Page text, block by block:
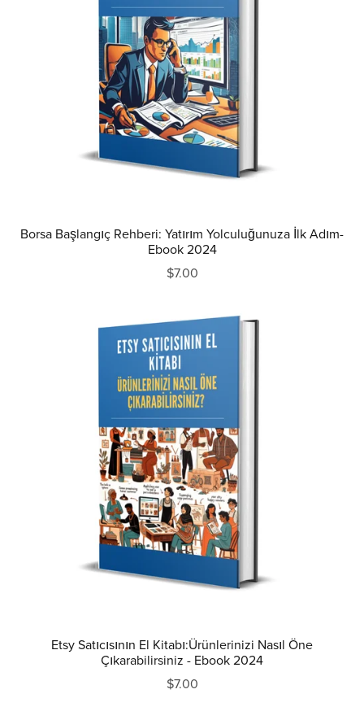
Borsa Başlangıç Rehberi: Yatırım Yolculuğunuza İlk Adım-
Ebook 2024
$7.00
Etsy Satıcısının El Kitabı:Ürünlerinizi Nasıl Öne
Çıkarabilirsiniz - Ebook 2024
$7.00